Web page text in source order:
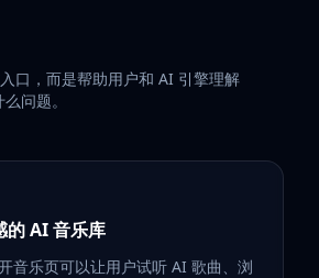
口，而是帮助用户和 AI 引擎理解
问题。
的 AI 音乐库
音乐页可以让用户试听 AI 歌曲、浏